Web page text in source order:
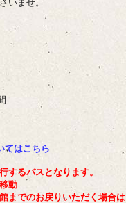
いませ。
てはこちら
するバスとなります。
動
までのお戻りいただく場合は